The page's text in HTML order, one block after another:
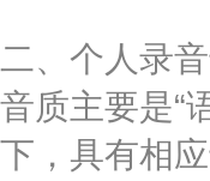
二、个人录
音质主要是“
下，具有相